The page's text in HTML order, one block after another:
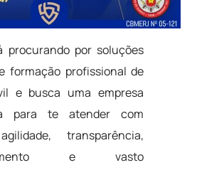
procurando por soluções
formação profissional de
e busca uma empresa
para te atender com
transparência,
e vasto